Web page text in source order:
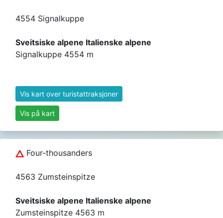
4554 Signalkuppe
Sveitsiske alpene Italienske alpene
Signalkuppe 4554 m
Vis kart over turistattraksjoner
Vis på kart
Four-thousanders
4563 Zumsteinspitze
Sveitsiske alpene Italienske alpene
Zumsteinspitze 4563 m